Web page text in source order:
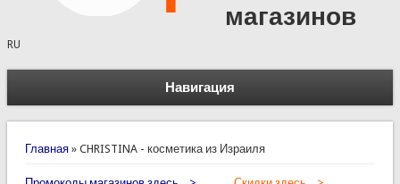
магазинов
RU
Навигация
Вы здесь
Главная » CHRISTINA - косметика из Израиля